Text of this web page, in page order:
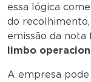
essa lógica
do
emissão da nota
limbo
A empresa